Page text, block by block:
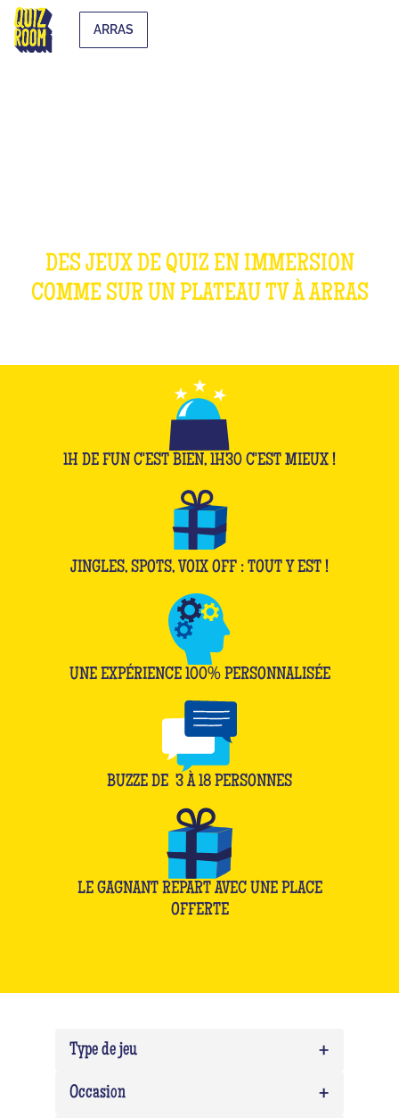
ARRAS
DES JEUX DE QUIZ EN IMMERSION
COMME SUR UN PLATEAU TV ÀARRAS
1H DE FUN C'EST BIEN, 1H30 C'EST MIEUX !
JINGLES, SPOTS, VOIX OFF : TOUT Y EST !
UNE EXPÉRIENCE 100% PERSONNALISÉE
BUZZE DE 3 À 18 PERSONNES
LE GAGNANT REPART AVEC UNE PLACE
OFFERTE
Type de jeu +
Quiz 0
Occasion +